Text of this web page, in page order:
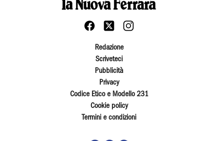
Redazione
Scriveteci
Pubblicità
Privacy
Codice Etico e Modello 231
Cookie policy
Termini e condizioni